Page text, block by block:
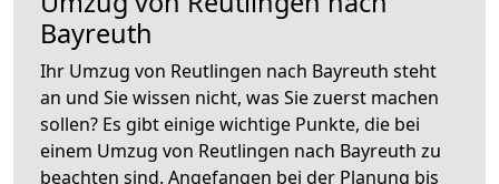
Bayreuth
Ihr Umzug von Reutlingen nach Bayreuth steht
an und Sie wissen nicht, was Sie zuerst machen
sollen? Es gibt einige wichtige Punkte, die bei
einem Umzug von Reutlingen nach Bayreuth zu
beachten sind. Angefangen bei der Planung bis